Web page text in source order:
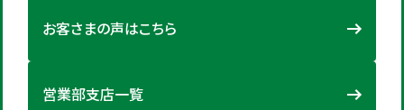
お客さまの声はこちら
営業部支店一覧